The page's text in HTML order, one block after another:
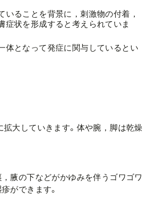
ることを背景に，刺激物の付着，
症状を形成すると考えられていま
体となって発症に関与しているとい
大していきます。体や腕，脚は乾燥
腋の下などがかゆみを伴うゴワゴワ
ができます。